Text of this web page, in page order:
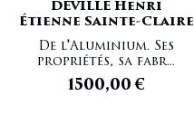
DEVILLE Henri
Étienne Sainte-Claire
De l'Aluminium. Ses
propriétés, sa fabr...
1500,00€